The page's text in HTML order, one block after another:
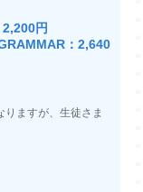
円
：2,640
ますが、生徒さま